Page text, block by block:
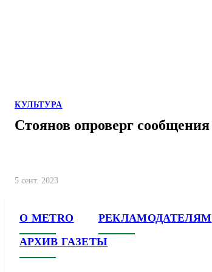
КУЛЬТУРА
Стоянов опроверг сообщения
5 сент. 2023
О METRO РЕКЛАМОДАТЕЛЯМ
АРХИВ ГАЗЕТЫ